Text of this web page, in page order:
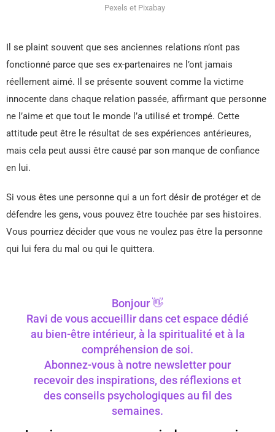
Pexels et Pixabay
Il se plaint souvent que ses anciennes relations n’ont pas
fonctionné parce que ses ex-partenaires ne l’ont jamais
réellement aimé. Il se présente souvent comme la victime
innocente dans chaque relation passée, affirmant que personne
ne l’aime et que tout le monde l’a utilisé et trompé. Cette
attitude peut être le résultat de ses expériences antérieures,
mais cela peut aussi être causé par son manque de confiance
en lui.
Si vous êtes une personne qui a un fort désir de protéger et de
défendre les gens, vous pouvez être touchée par ses histoires.
Vous pourriez décider que vous ne voulez pas être la personne
qui lui fera du mal ou qui le quittera.
Bonjour 👋
Ravi de vous accueillir dans cet espace dédié
au bien-être intérieur, à la spiritualité et à la
compréhension de soi.
Abonnez-vous à notre newsletter pour
recevoir des inspirations, des réflexions et
des conseils psychologiques au fil des
semaines.